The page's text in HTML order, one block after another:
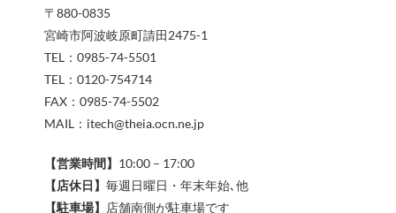
〒880-0835
宮崎市阿波岐原町請田2475-1
TEL：0985-74-5501
TEL：0120-754714
FAX：0985-74-5502
MAIL：itech@theia.ocn.ne.jp
【営業時間】 10:00 – 17:00
【店休日】 毎週日曜日・年末年始､他
【駐車場】
店舗南側が駐車場です